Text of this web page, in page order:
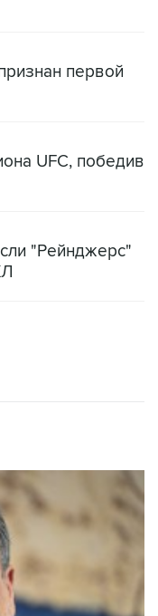
первой
UFC, победив
"Рейнджерс"